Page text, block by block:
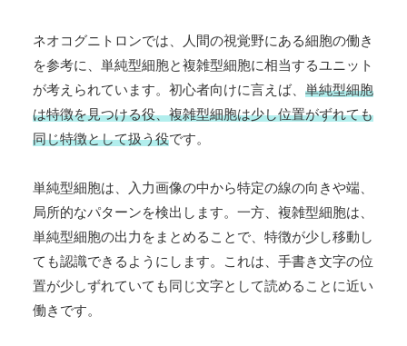
ネオコグニトロンでは、人間の視覚野にある細胞の働き
を参考に、単純型細胞と複雑型細胞に相当するユニット
が考えられています。初心者向けに言えば、 単純型細胞
は特徴を見つける役、複雑型細胞は少し位置がずれても
同じ特徴として扱う役です。
単純型細胞は、入力画像の中から特定の線の向きや端、
局所的なパターンを検出します。一方、複雑型細胞は、
単純型細胞の出力をまとめることで、特徴が少し移動し
ても認識できるようにします。これは、手書き文字の位
置が少しずれていても同じ文字として読めることに近い
働きです。